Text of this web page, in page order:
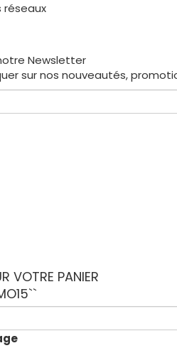
réseaux
Newsletter
sur nos nouveautés,
VOTRE PANIER